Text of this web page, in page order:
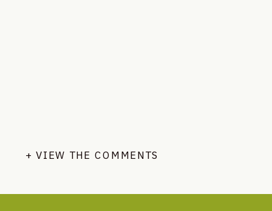
+ VIEW THE COMMENTS